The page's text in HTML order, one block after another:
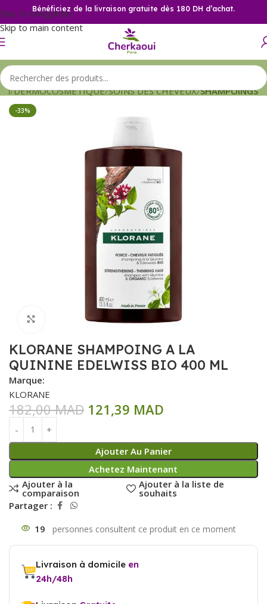
Skip to navigation
Skip to main content
Bénéficiez de la livraison gratuite dès 180 DH d’achat.
DERMOCOSMETIQUE SOINS DES CHEVEUX SHAMPOINGS
-33%
Click to enlarge
KLORANE SHAMPOING A LA
QUININE EDELWISS BIO 400 ML
Marque:
KLORANE
182,00MAD 121,39 MAD
Ajouter Au Panier
Achetez Maintenant
Ajouter à la
comparaison
Ajouter à la liste de
souhaits
Partager :
19
Livraison à domicile en
24h/48h